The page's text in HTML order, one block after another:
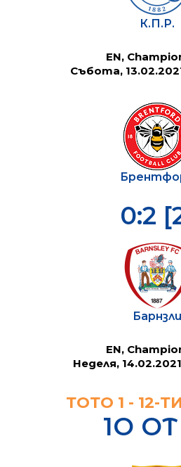
К.П.Р.
EN,
Събота,
0:2
Барнзли
EN,
Неделя,
ТОТО 1 - 12-
1О ОТ